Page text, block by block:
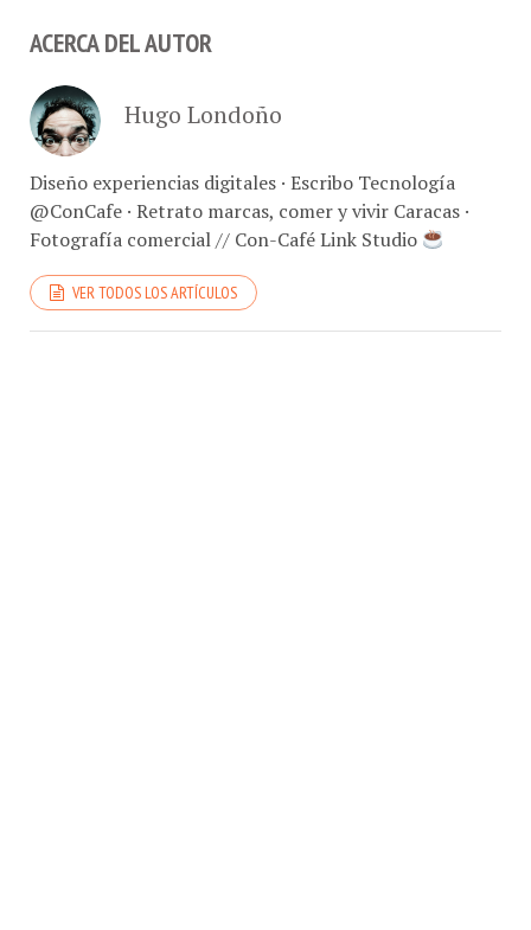
Diseño experiencias digitales · Escribo Tecnología
@ConCafe · Retrato marcas, comer y vivir Caracas ·
Fotografía comercial // Con-Café Link Studio
VER TODOS LOS ARTÍCULOS